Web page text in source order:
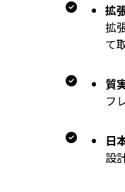
拡
拡
て
質
フ
日
設